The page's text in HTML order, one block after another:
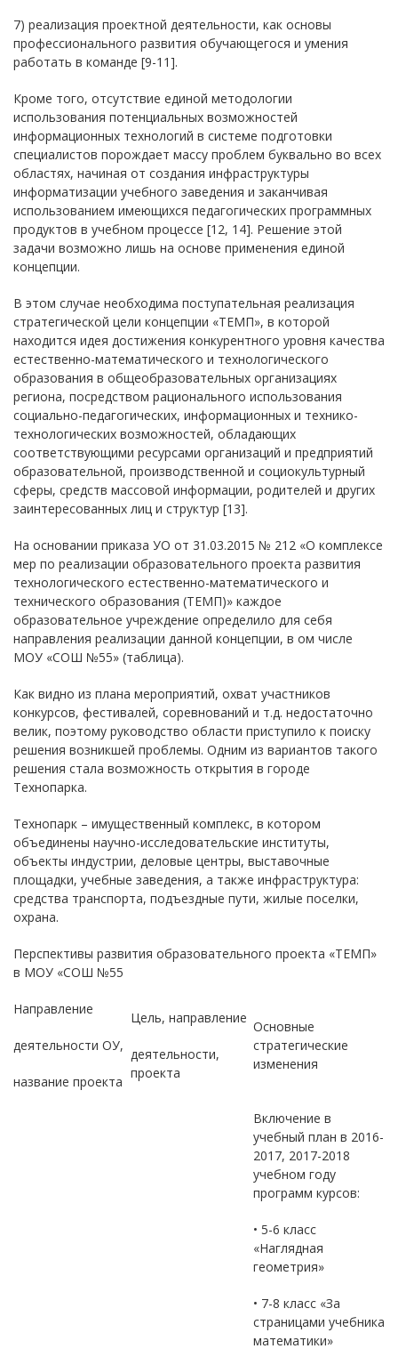
7) реализация проектной деятельности, как основы
профессионального развития обучающегося и умения
работать в команде [9-11].
Кроме того, отсутствие единой методологии
использования потенциальных возможностей
информационных технологий в системе подготовки
специалистов порождает массу проблем буквально во всех
областях, начиная от создания инфраструктуры
информатизации учебного заведения и заканчивая
использованием имеющихся педагогических программных
продуктов в учебном процессе [12, 14]. Решение этой
задачи возможно лишь на основе применения единой
концепции.
В этом случае необходима поступательная реализация
стратегической цели концепции «ТЕМП», в которой
находится идея достижения конкурентного уровня качества
естественно-математического и технологического
образования в общеобразовательных организациях
региона, посредством рационального использования
социально-педагогических, информационных и технико-
технологических возможностей, обладающих
соответствующими ресурсами организаций и предприятий
образовательной, производственной и социокультурный
сферы, средств массовой информации, родителей и других
заинтересованных лиц и структур [13].
На основании приказа УО от 31.03.2015 № 212 «О комплексе
мер по реализации образовательного проекта развития
технологического естественно-математического и
технического образования (ТЕМП)» каждое
образовательное учреждение определило для себя
направления реализации данной концепции, в ом числе
МОУ «СОШ №55» (таблица).
Как видно из плана мероприятий, охват участников
конкурсов, фестивалей, соревнований и т.д. недостаточно
велик, поэтому руководство области приступило к поиску
решения возникшей проблемы. Одним из вариантов такого
решения стала возможность открытия в городе
Технопарка.
Технопарк – имущественный комплекс, в котором
объединены научно-исследовательские институты,
объекты индустрии, деловые центры, выставочные
площадки, учебные заведения, а также инфраструктура:
средства транспорта, подъездные пути, жилые поселки,
охрана.
Перспективы развития образовательного проекта «ТЕМП»
в МОУ «СОШ №55
Направление
деятельности ОУ,
название проекта
Цель, направление
деятельности,
проекта
Основные
стратегические
изменения
Включение в
учебный план в 2016-
2017, 2017-2018
учебном году
программ курсов:
• 5-6 класс
«Наглядная
геометрия»
• 7-8 класс «За
страницами учебника
математики»